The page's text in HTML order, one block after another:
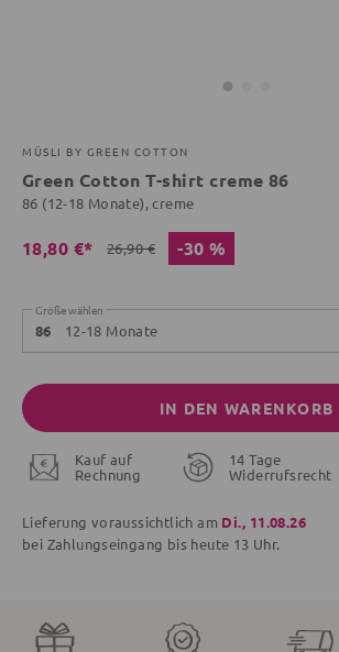
MÜSLI BY GREEN COTTON
Green Cotton T-shirt creme 86
86 (12-18 Monate), creme
18,80 €* 26,90 € -30 %
Größe wählen
86 12-18 Monate
IN DEN WARENKORB
Kauf auf
Rechnung
14 Tage
Widerrufsrecht
Lieferung voraussichtlich am Di., 11.08.26
bei Zahlungseingang bis heute 13 Uhr.